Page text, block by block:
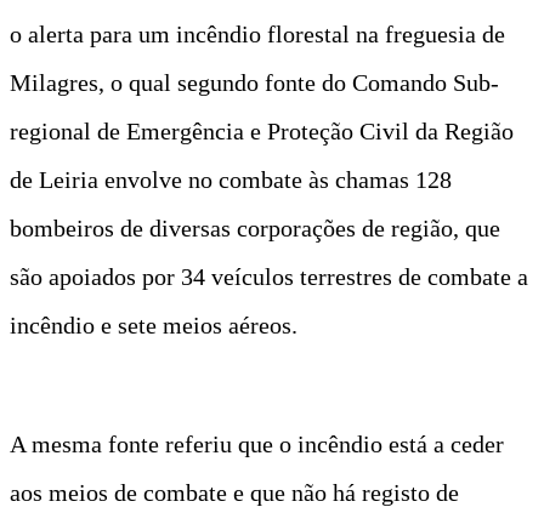
o alerta para um incêndio florestal na freguesia de
Milagres, o qual segundo fonte do Comando Sub-
regional de Emergência e Proteção Civil da Região
de Leiria envolve no combate às chamas 128
bombeiros de diversas corporações de região, que
são apoiados por 34 veículos terrestres de combate a
incêndio e sete meios aéreos.
A mesma fonte referiu que o incêndio está a ceder
aos meios de combate e que não há registo de